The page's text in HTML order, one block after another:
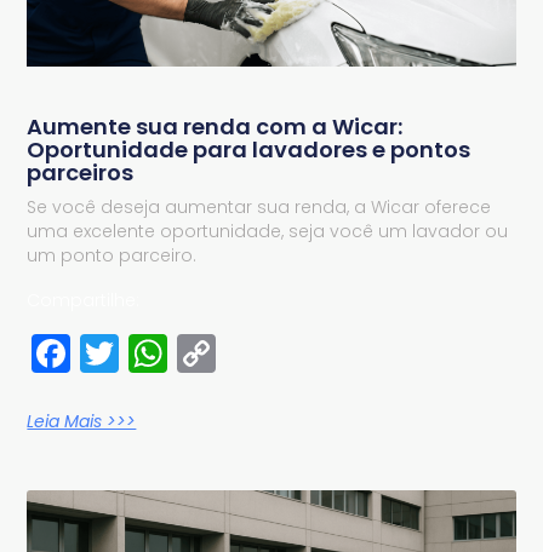
Aumente sua renda com a Wicar:
Oportunidade para lavadores e pontos
parceiros
Se você deseja aumentar sua renda, a Wicar oferece
uma excelente oportunidade, seja você um lavador ou
um ponto parceiro.
Facebook
TwitterWhatsApp
Leia Mais >>>